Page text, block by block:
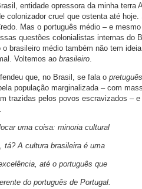
entidade opressora da minha terra
colonizador cruel que ostenta até
Mas o português médio – e
questões colonialistas internas do
brasileiro médio também não tem
Voltemos ao brasileiro.
que, no Brasil, se fala o pretuguês
população marginalizada – com
trazidas pelos povos escravizados –
uma coisa: minoria cultural
tá? A cultura brasileira é uma
até o português que
do português de Portugal.